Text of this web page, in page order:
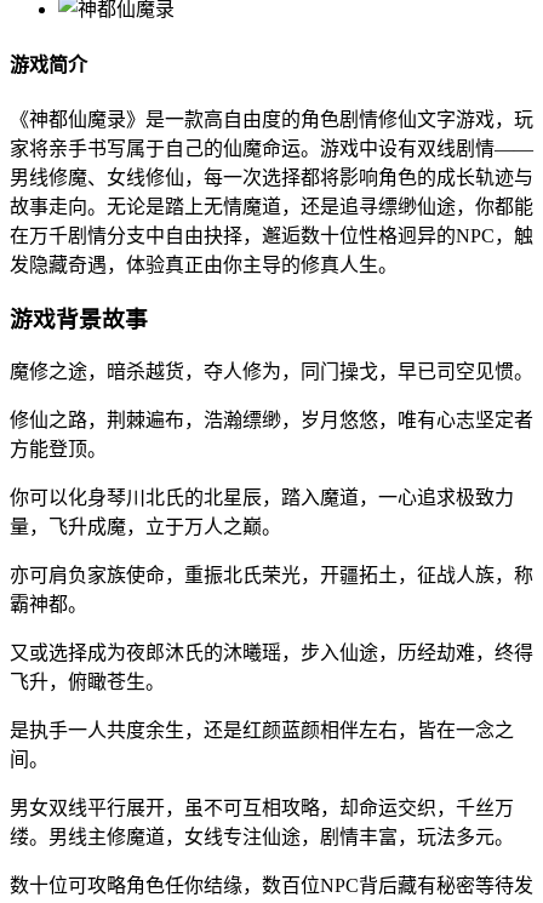
游戏简介
《神都仙魔录》是一款高自由度的角色剧情修仙文字游戏，玩
家将亲手书写属于自己的仙魔命运。游戏中设有双线剧情——
男线修魔、女线修仙，每一次选择都将影响角色的成长轨迹与
故事走向。无论是踏上无情魔道，还是追寻缥缈仙途，你都能
在万千剧情分支中自由抉择，邂逅数十位性格迥异的NPC，触
发隐藏奇遇，体验真正由你主导的修真人生。
游戏背景故事
魔修之途，暗杀越货，夺人修为，同门操戈，早已司空见惯。
修仙之路，荆棘遍布，浩瀚缥缈，岁月悠悠，唯有心志坚定者
方能登顶。
你可以化身琴川北氏的北星辰，踏入魔道，一心追求极致力
量，飞升成魔，立于万人之巅。
亦可肩负家族使命，重振北氏荣光，开疆拓土，征战人族，称
霸神都。
又或选择成为夜郎沐氏的沐曦瑶，步入仙途，历经劫难，终得
飞升，俯瞰苍生。
是执手一人共度余生，还是红颜蓝颜相伴左右，皆在一念之
间。
男女双线平行展开，虽不可互相攻略，却命运交织，千丝万
缕。男线主修魔道，女线专注仙途，剧情丰富，玩法多元。
数十位可攻略角色任你结缘，数百位NPC背后藏有秘密等待发